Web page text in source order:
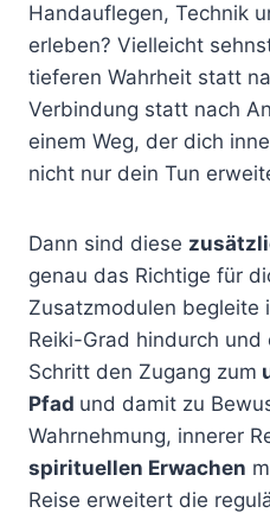
Handauflegen, Technik
erleben? Vielleicht
tieferen Wahrheit statt
Verbindung statt nach
einem Weg, der dich
nicht nur dein Tun
Dann sind diese
genau das Richtige für
Zusatzmodulen begleite
Reiki-Grad hindurch
Schritt den Zugang zum
Pfad und damit zu
Wahrnehmung, innerer
spirituellen Erwachen
Reise erweitert die